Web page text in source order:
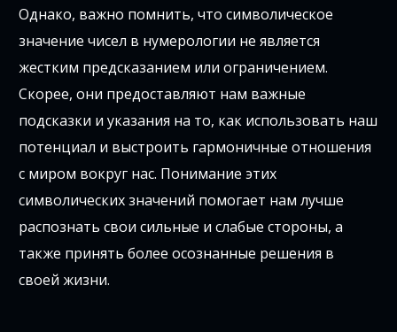
Однако, важно помнить, что символическое
значение чисел в нумерологии не является
жестким предсказанием или ограничением.
Скорее, они предоставляют нам важные
подсказки и указания на то, как использовать наш
потенциал и выстроить гармоничные отношения
с миром вокруг нас. Понимание этих
символических значений помогает нам лучше
распознать свои сильные и слабые стороны, а
также принять более осознанные решения в
своей жизни.